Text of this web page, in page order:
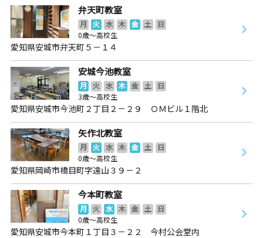
弁天町教室
月 火 水 木 金 土
日
0歳～高校生
愛知県安城市弁天町５－１４
安城今池教室
月 火 水 木 金 土
日
3歳～高校生
愛知県安城市今池町２丁目２－２９ ＯＭビル１階北
矢作北教室
月 火 水 木 金 土
日
0歳～高校生
愛知県岡崎市橋目町字遠山３９－２
今本町教室
月 火 水 木 金 土
日
0歳～高校生
愛知県安城市今本町１丁目３－２２ 今村公会堂内